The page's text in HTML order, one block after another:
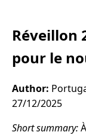
Réveillon
pour le
Author:
27/12/2025
Short summary: